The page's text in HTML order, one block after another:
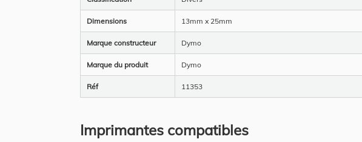
Dimensions 13mm x 25mm
Marque constructeur Dymo
Marque du produit Dymo
Réf 11353
Imprimantes compatibles